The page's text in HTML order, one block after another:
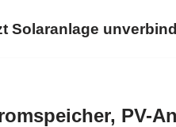
Solaranlage
PV-